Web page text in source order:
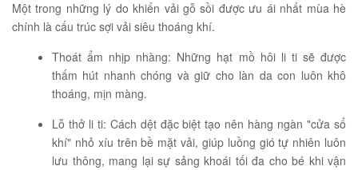
Một trong những lý do khiến vải gỗ sồi được ưu ái nhất mùa hè
chính là cấu trúc sợi vải siêu thoáng khí.
Thoát ẩm nhịp nhàng: Những hạt mồ hôi li ti sẽ được
thấm hút nhanh chóng và giữ cho làn da con luôn khô
thoáng, mịn màng.
Lỗ thở li ti: Cách dệt đặc biệt tạo nên hàng ngàn "cửa sổ
khí" nhỏ xíu trên bề mặt vải, giúp luồng gió tự nhiên luôn
lưu thông, mang lại sự sảng khoái tối đa cho bé khi vận